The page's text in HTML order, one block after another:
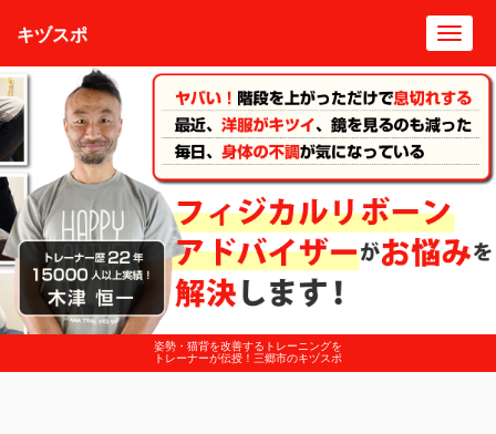
姿勢・猫背を改善するトレーニングを
トレーナーが伝授！三郷市のキヅスポ
キヅスポ